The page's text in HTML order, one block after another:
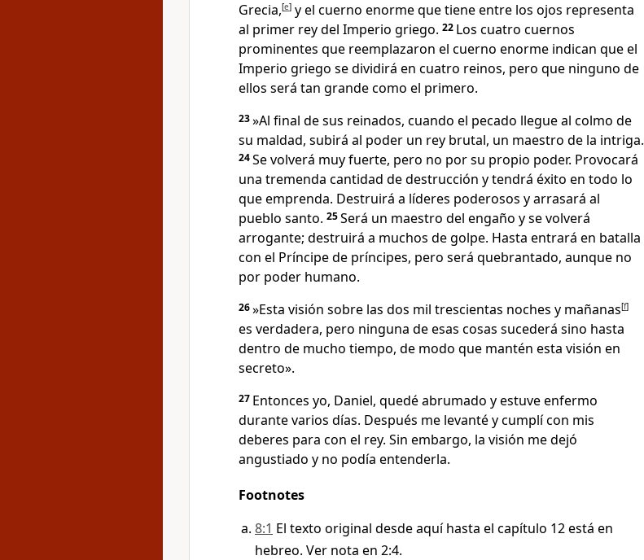
Grecia,[e] y el cuerno enorme que tiene entre los ojos representa
al primer rey del Imperio griego. 22 Los cuatro cuernos
prominentes que reemplazaron el cuerno enorme indican que el
Imperio griego se dividirá en cuatro reinos, pero que ninguno de
ellos será tan grande como el primero.
23»Al final de sus reinados, cuando el pecado llegue al colmo de
su maldad, subirá al poder un rey brutal, un maestro de la intriga.
24Se volverá muy fuerte, pero no por su propio poder. Provocará
una tremenda cantidad de destrucción y tendrá éxito en todo lo
que emprenda. Destruirá a líderes poderosos y arrasará al
pueblo santo. 25Será un maestro del engaño y se volverá
arrogante; destruirá a muchos de golpe. Hasta entrará en batalla
con el Príncipe de príncipes, pero será quebrantado, aunque no
por poder humano.
26»Esta visión sobre las dos mil trescientas noches y mañanas[f]
es verdadera, pero ninguna de esas cosas sucederá sino hasta
dentro de mucho tiempo, de modo que mantén esta visión en
secreto».
27 Entonces yo, Daniel, quedé abrumado y estuve enfermo
durante varios días. Después me levanté y cumplí con mis
deberes para con el rey. Sin embargo, la visión me dejó
angustiado y no podía entenderla.
Footnotes
8:1 El texto original desde aquí hasta el capítulo 12 está en
hebreo. Ver nota en 2:4.